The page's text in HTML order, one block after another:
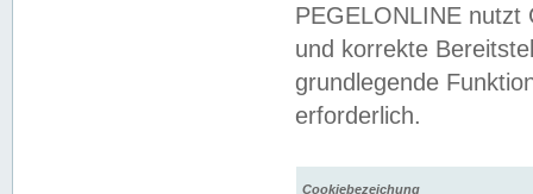
PEGELONLINE nutzt
und korrekte
grundlegende
erforderlich.
Cookiebezeichung